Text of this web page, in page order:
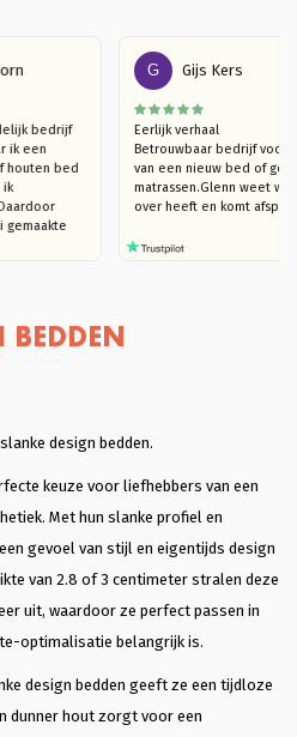
bedrijf
waar ik een
houten bed
was ik
Daardoor
mooi gemaakte
kraken). Ik
heel plezierige
je keuze kan
plezierig en
Bodems ook
eerder
ben ik hier blij
Glenn voor je
eentje die ik
G Gijs Kers
Eerlijk verhaal
Betrouwbaar
van een nieuw bed
matrassen.Glenn
over heeft en komt
BEDDEN
design bedden.
keuze voor liefhebbers van een
Met hun slanke profiel en
gevoel van stijl en eigentijds design
van 2.8 of 3 centimeter stralen deze
uit, waardoor ze perfect passen in
optimalisatie belangrijk is.
design bedden geeft ze een tijdloze
dunner hout zorgt voor een